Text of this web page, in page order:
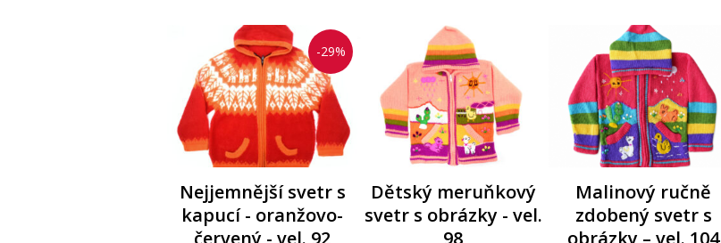
-29%
Nejjemnější svetr s
kapucí - oranžovo-
červený - vel. 92
Dětský meruňkový
svetr s obrázky - vel.
98
Malinový ručně
zdobený svetr s
obrázky – vel. 104